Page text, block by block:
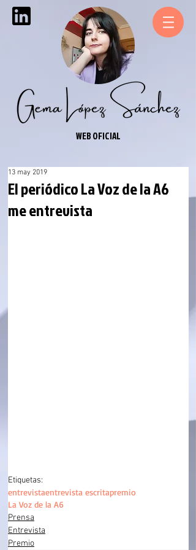
WEB OFICIAL
El periódico La Voz de la A6
me entrevista
13 may 2019
Etiquetas:
entrevistaentrevista escritapremio
La Voz de la A6
Prensa
Entrevista
Premio